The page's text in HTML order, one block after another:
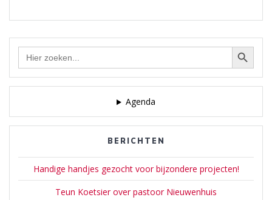
Zoek Zoekknop
Agenda
BERICHTEN
Handige handjes gezocht voor bijzondere projecten!
Teun Koetsier over pastoor Nieuwenhuis